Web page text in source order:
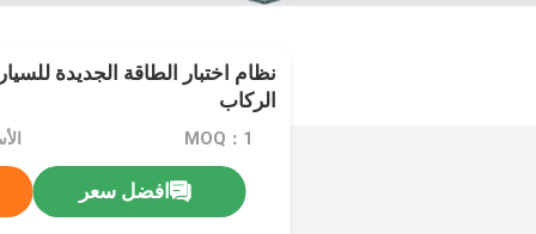
الركاب
MOQ：1
افضل سعر